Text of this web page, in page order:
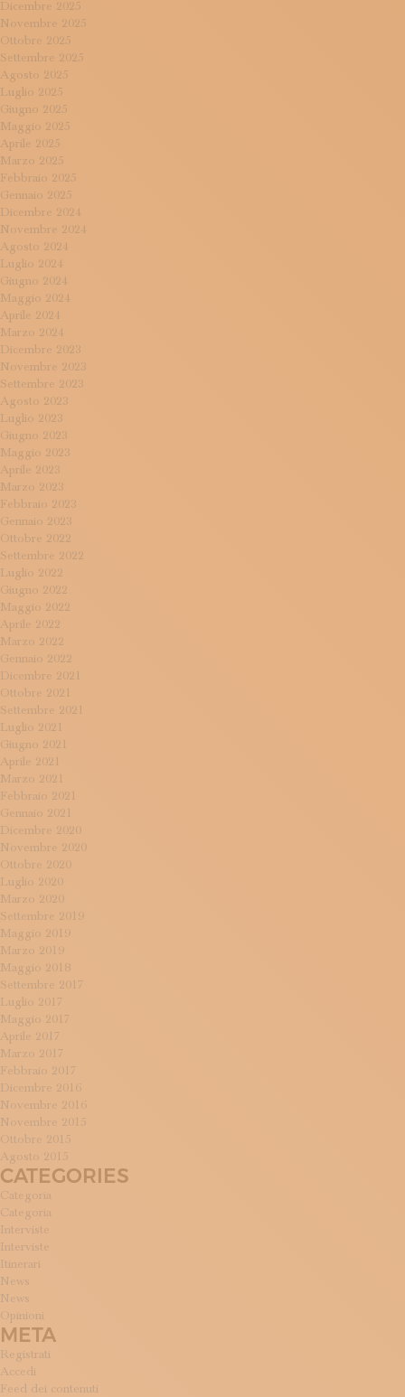
Dicembre 2025
Novembre 2025
Ottobre 2025
Settembre 2025
Agosto 2025
Luglio 2025
Giugno 2025
Maggio 2025
Aprile 2025
Marzo 2025
Febbraio 2025
Gennaio 2025
Dicembre 2024
Novembre 2024
Agosto 2024
Luglio 2024
Giugno 2024
Maggio 2024
Aprile 2024
Marzo 2024
Dicembre 2023
Novembre 2023
Settembre 2023
Agosto 2023
Luglio 2023
Giugno 2023
Maggio 2023
Aprile 2023
Marzo 2023
Febbraio 2023
Gennaio 2023
Ottobre 2022
Settembre 2022
Luglio 2022
Giugno 2022
Maggio 2022
Aprile 2022
Marzo 2022
Gennaio 2022
Dicembre 2021
Ottobre 2021
Settembre 2021
Luglio 2021
Giugno 2021
Aprile 2021
Marzo 2021
Febbraio 2021
Gennaio 2021
Dicembre 2020
Novembre 2020
Ottobre 2020
Luglio 2020
Marzo 2020
Settembre 2019
Maggio 2019
Marzo 2019
Maggio 2018
Settembre 2017
Luglio 2017
Maggio 2017
Aprile 2017
Marzo 2017
Febbraio 2017
Dicembre 2016
Novembre 2016
Novembre 2015
Ottobre 2015
Agosto 2015
CATEGORIES
Categoria
Categoria
Interviste
Interviste
Itinerari
News
News
Opinioni
META
Registrati
Accedi
Feed dei contenuti